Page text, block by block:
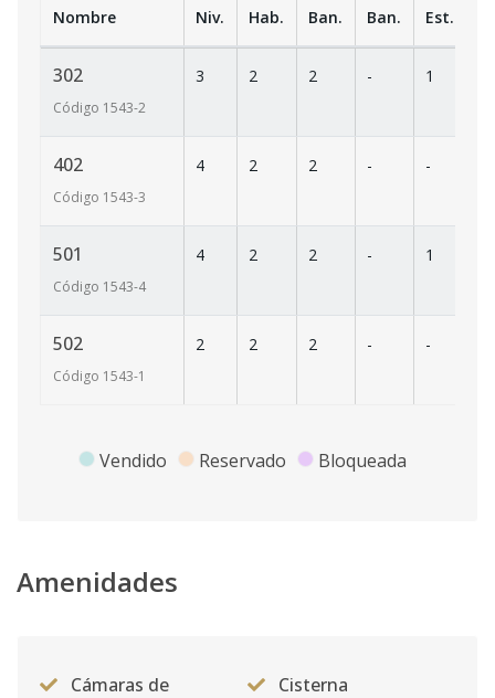
Nombre Niv. Hab. Ban.
Ban.
Est.
302
Código 1543-2
3 2 2 - 1
402
Código 1543-3
4 2 2 - -
501
Código 1543-4
4 2 2 - 1
502
Código 1543-1
2 2 2 - -
Vendido Reservado Bloqueada
Amenidades
Cámaras de
Cisterna